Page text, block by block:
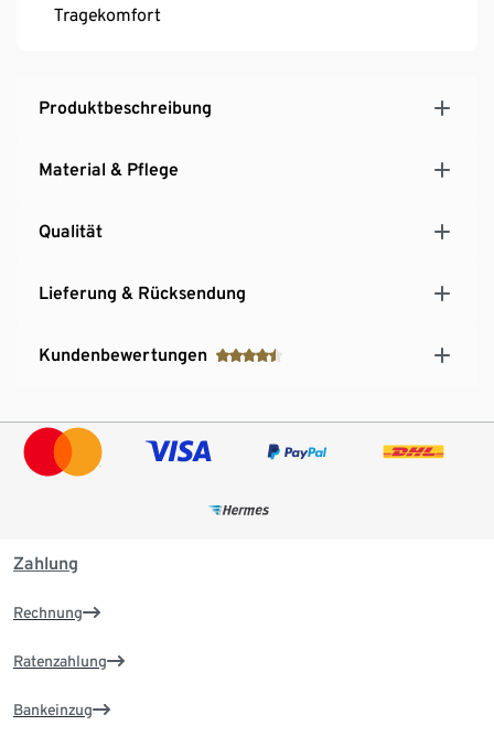
Tragekomfort
Produktbeschreibung
Material & Pflege
Qualität
Lieferung & Rücksendung
Kundenbewertungen
Zahlung
Rechnung
Ratenzahlung
Bankeinzug